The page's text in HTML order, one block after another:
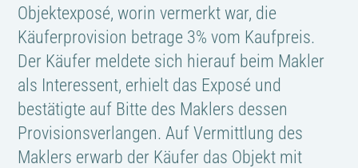
Objektexposé, worin vermerkt war, die
Käuferprovision betrage 3% vom Kaufpreis.
Der Käufer meldete sich hierauf beim Makler
als Interessent, erhielt das Exposé und
bestätigte auf Bitte des Maklers dessen
Provisionsverlangen. Auf Vermittlung des
Maklers erwarb der Käufer das Objekt mit